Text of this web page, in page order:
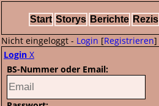
Start Storys Berichte Rezis
Nicht eingeloggt - Login [Registrieren]
Login X
BS-Nummer oder Email: